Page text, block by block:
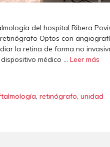
del hospital Ribera
Optos con
la retina de forma no
médico … Leer más
,retinógrafo,unidad